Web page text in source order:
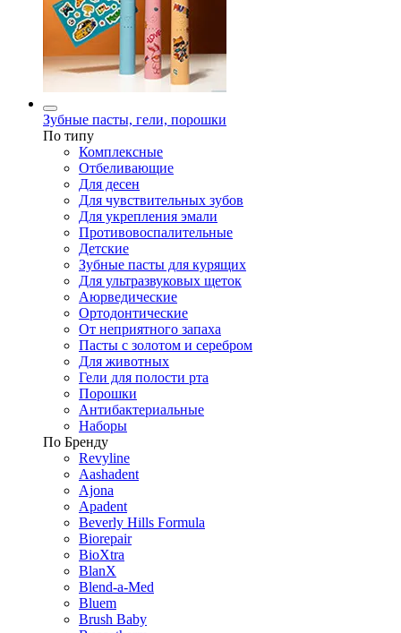
Зубные пасты, гели, порошки
По типу
Комплексные
Отбеливающие
Для десен
Для чувствительных зубов
Для укрепления эмали
Противовоспалительные
Детские
Зубные пасты для курящих
Для ультразвуковых щеток
Аюрведические
Ортодонтические
От неприятного запаха
Пасты с золотом и серебром
Для животных
Гели для полости рта
Порошки
Антибактериальные
Наборы
По Бренду
Revyline
Aashadent
Ajona
Apadent
Beverly Hills Formula
Biorepair
BioXtra
BlanX
Blend-a-Med
Bluem
Brush Baby